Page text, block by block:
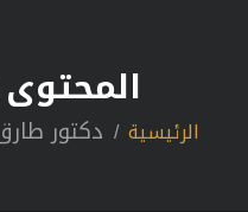
الرئيسية دكتور